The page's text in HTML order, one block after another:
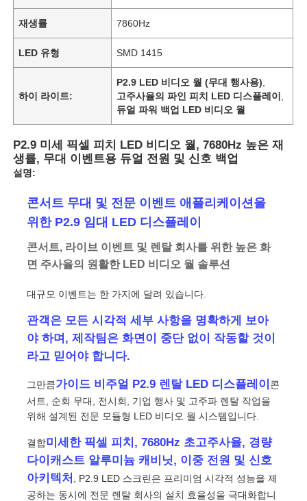
재생률 7860Hz
LED 유형 SMD 1415
하이 라이트:
P2.9 LED 비디오 월 (무대 행사용)
고주사율의 파인 피치 LED 디스플레이
듀얼 파워 백업 LED 비디오 월
P2.9 미세 픽셀 피치 LED 비디오 월, 7680Hz 높은 재
생률, 무대 이벤트용 듀얼 전원 및 신호 백업
설명:
콘서트 무대 및 전문 이벤트 애플리케이션을
위한 P2.9 임대 LED 디스플레이
콘서트, 라이브 이벤트 및 렌탈 회사를 위한 높은 화
면 주사율의 원활한 LED 비디오 월 솔루션
대규모 이벤트는 한 가지에 달려 있습니다.
관객은 모든 시각적 세부 사항을 명확하게 보아
야 하며, 제작팀은 화면이 중단 없이 작동할 것이
라고 믿어야 합니다.
그만큼가이드 비주얼 P2.9 렌탈 LED 디스플레이 콘
서트, 순회 무대, 전시회, 기업 행사 및 고주파 렌탈 작업을
위해 설계된 전문 모듈형 LED 비디오 월 시스템입니다.
결합미세한 픽셀 피치, 7680Hz 초고주사율, 경량
다이캐스트 알루미늄 캐비닛, 이중 전원 및 신호
아키텍처
, P2.9 LED 스크린은 프리미엄 시각적 성능을 제
공하는 동시에 전문 렌탈 회사의 설치 효율성을 극대화합니